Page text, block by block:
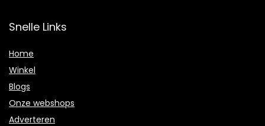
Snelle Links
Home
Winkel
Blogs
Onze webshops
Adverteren